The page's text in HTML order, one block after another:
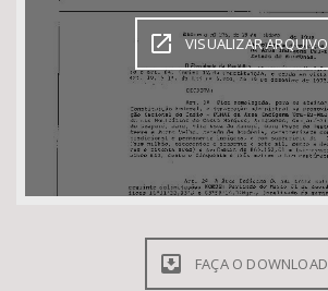
Área de Levantamento VISUALIZAR ARQUIVO
FAÇA O DOWNLOAD